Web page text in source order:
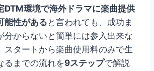
DTM環境で海外ドラマに楽曲提供
能性があると言われても、成功ま
分からないと簡単には参入出来な
スタートから楽曲使用料のみで生
るまでの流れを9ステップで解説